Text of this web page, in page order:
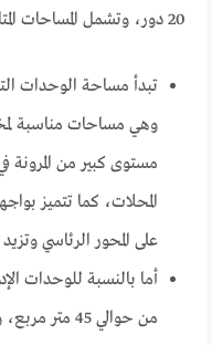
20 دور، وتشمل المساحات المتاحة داخل مشروع Kor ما يلي:
وهي مساحات مناسبة
مستوى كبير من
المحلات، كما تتميز
على المحور الرئاسي
أما بالنسبة للوحدات
من حوالي 45